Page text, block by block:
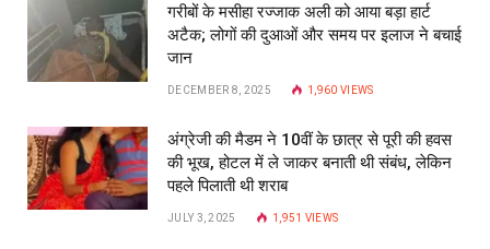
गरीबों के मसीहा रज्‍जाक अली को आया बड़ा हार्ट
अटैक; लोगों की दुआओं और समय पर इलाज ने बचाई
जान
DECEMBER 8, 2025 1,960 VIEWS
अंग्रेजी की मैडम ने 10वीं के छात्र से पूरी की हवस
की भूख, होटल में ले जाकर बनाती थी संबंध, लेकिन
पहले पिलाती थी शराब
JULY 3, 2025 1,951 VIEWS